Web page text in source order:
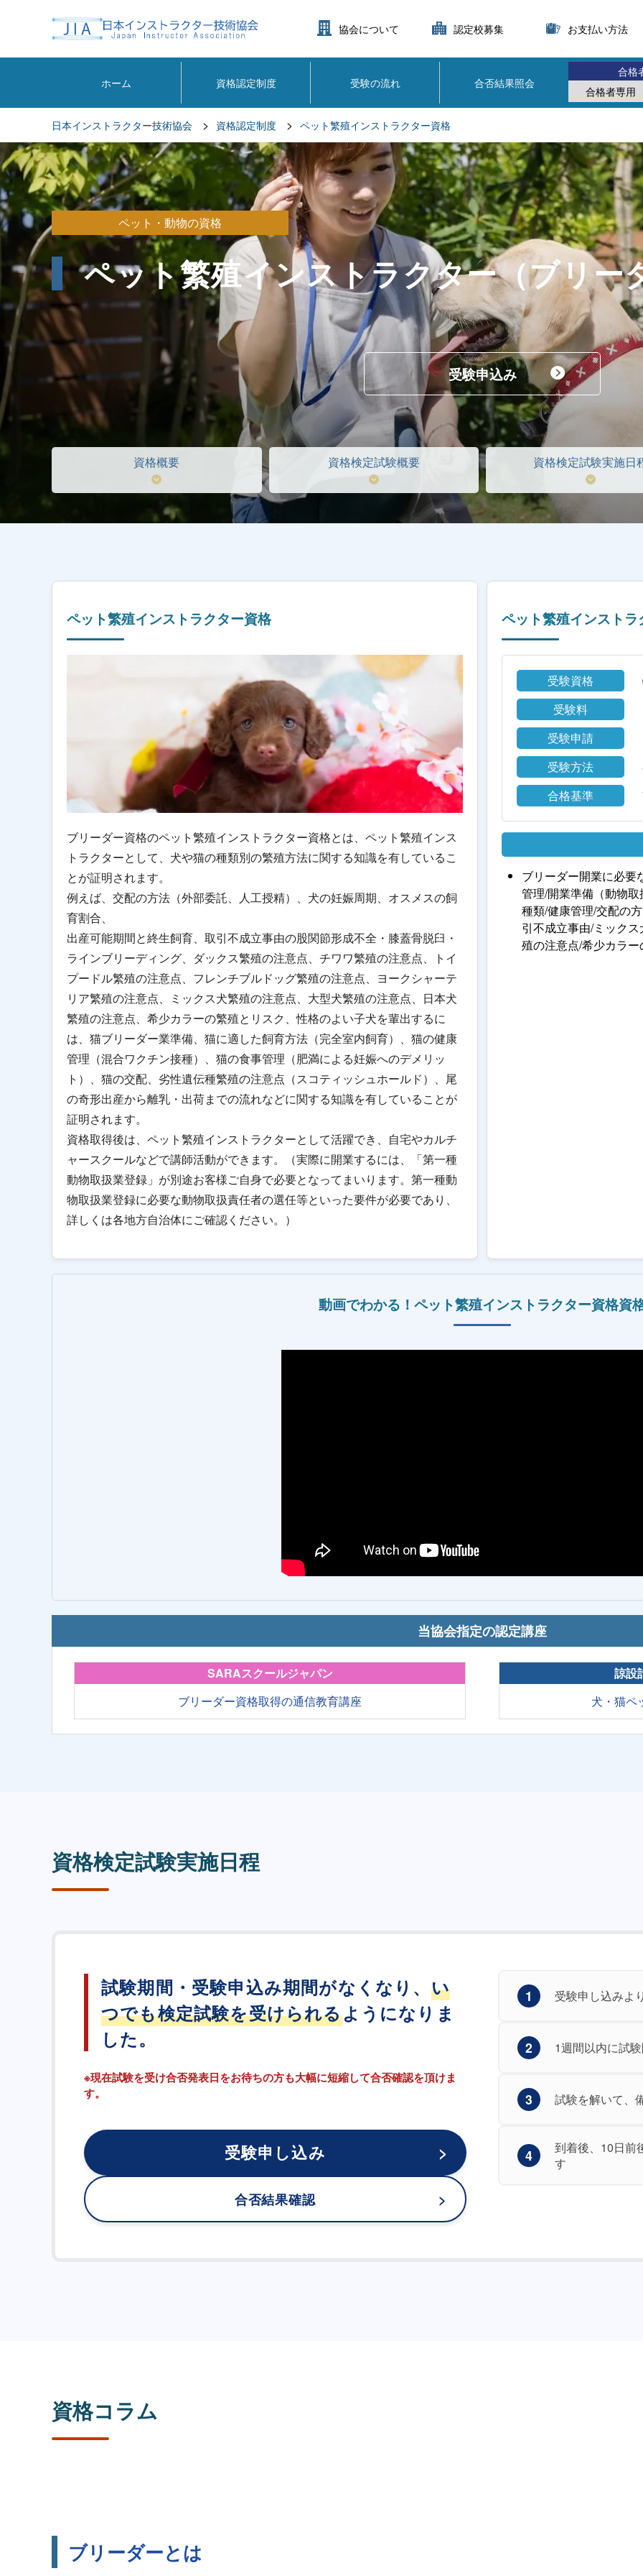
協会について 認定校募集 お支払い方法
ホーム 資格認定制度 受験の流れ 合否結果照会
合格
合格者専用
日本インストラクター技術協会 > 資格認定制度 > ペット繁殖インストラクター資格
ペット・動物の資格
ペット繁殖インストラクター（ブリー
受験申込み
資格概要 資格検定試験概要 資格検定試験実施日
ペット繁殖インストラクター資格
ブリーダー資格のペット繁殖インストラクター資格とは、ペット繁殖インス
トラクターとして、犬や猫の種類別の繁殖方法に関する知識を有しているこ
とが証明されます。
例えば、交配の方法（外部委託、人工授精）、犬の妊娠周期、オスメスの飼
育割合、
出産可能期間と終生飼育、取引不成立事由の股関節形成不全・膝蓋骨脱臼・
ラインブリーディング、ダックス繁殖の注意点、チワワ繁殖の注意点、トイ
プードル繁殖の注意点、フレンチブルドッグ繁殖の注意点、ヨークシャーテ
リア繁殖の注意点、ミックス犬繁殖の注意点、大型犬繁殖の注意点、日本犬
繁殖の注意点、希少カラーの繁殖とリスク、性格のよい子犬を輩出するに
は、猫ブリーダー業準備、猫に適した飼育方法（完全室内飼育）、猫の健康
管理（混合ワクチン接種）、猫の食事管理（肥満による妊娠へのデメリッ
ト）、猫の交配、劣性遺伝種繁殖の注意点（スコティッシュホールド）、尾
の奇形出産から離乳・出荷までの流れなどに関する知識を有していることが
証明されます。
資格取得後は、ペット繁殖インストラクターとして活躍でき、自宅やカルチ
ャースクールなどで講師活動ができます。（実際に開業するには、「第一種
動物取扱業登録」が別途お客様ご自身で必要となってまいります。第一種動
物取扱業登録に必要な動物取扱責任者の選任等といった要件が必要であり、
詳しくは各地方自治体にご確認ください。）
ペット繁殖インスト
受験資格
受験料
受験申請
受験方法
合格基準
ブリーダー開業に必要
管理/開業準備（動物
種類/健康管理/交配の
引不成立事由/ミック
殖の注意点/希少カラ
動画でわかる！ ペット繁殖インストラクター資格資
当協会指定の認定講座
SARAスクールジャパン
ブリーダー資格取得の通信教育講座
諒設
犬・猫ペ
資格検定試験実施日程
試験期間・受験申込み期間がなくなり、 い
つでも検定試験を受けられるようになりま
した。
※現在試験を受け合否発表日をお待ちの方も大幅に短縮して合否確認を頂けま
す。
受験申し込み
合否結果確認
1 受験申し込みよ
2 1週間以内に試
3 試験を解いて、
4
到着後、10日前
す
資格コラム
ブリーダーとは